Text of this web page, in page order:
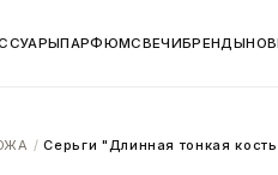
ПАРФЮМСВЕЧИБРЕНДЫ
/ Серьги "Длинная тонкая